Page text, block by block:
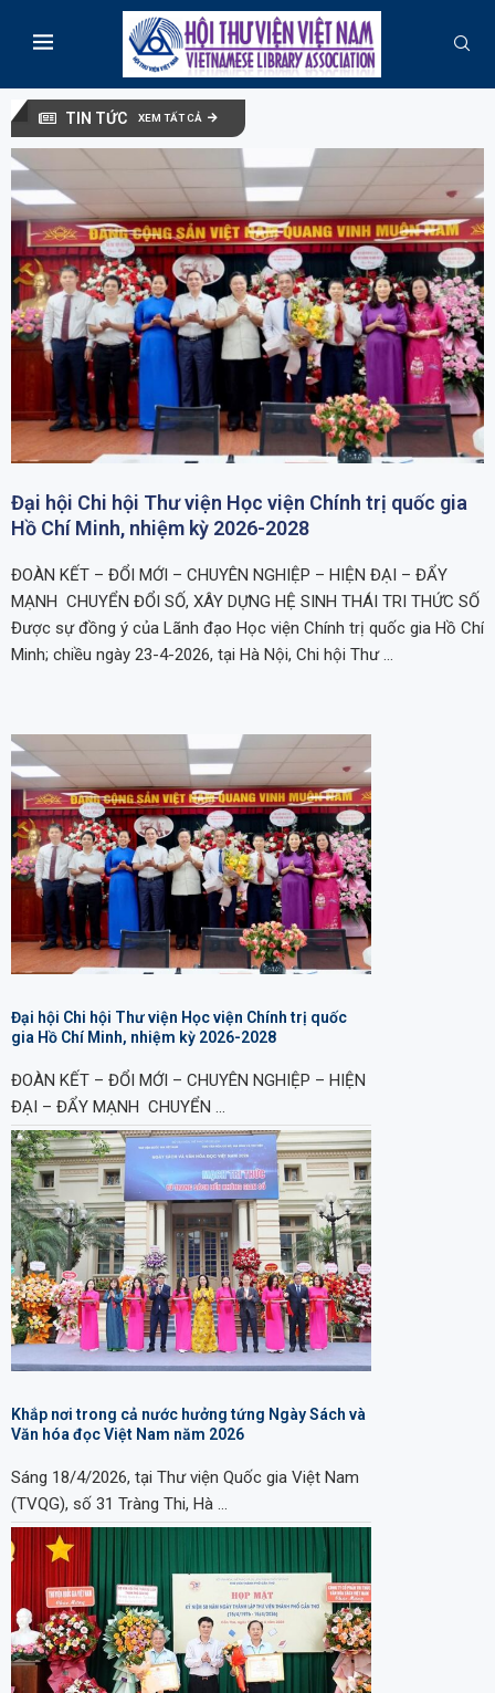
TIN TỨC XEM TẤT CẢ
Đại hội Chi hội Thư viện Học viện Chính trị quốc gia
Hồ Chí Minh, nhiệm kỳ 2026-2028
ĐOÀN KẾT – ĐỔI MỚI – CHUYÊN NGHIỆP – HIỆN ĐẠI – ĐẨY
MẠNH CHUYỂN ĐỔI SỐ, XÂY DỰNG HỆ SINH THÁI TRI THỨC SỐ
Được sự đồng ý của Lãnh đạo Học viện Chính trị quốc gia Hồ Chí
Minh; chiều ngày 23-4-2026, tại Hà Nội, Chi hội Thư …
Đại hội Chi hội Thư viện Học viện Chính trị quốc
gia Hồ Chí Minh, nhiệm kỳ 2026-2028
ĐOÀN KẾT – ĐỔI MỚI – CHUYÊN NGHIỆP – HIỆN
ĐẠI – ĐẨY MẠNH CHUYỂN …
Khắp nơi trong cả nước hưởng tứng Ngày Sách và
Văn hóa đọc Việt Nam năm 2026
Sáng 18/4/2026, tại Thư viện Quốc gia Việt Nam
(TVQG), số 31 Tràng Thi, Hà …